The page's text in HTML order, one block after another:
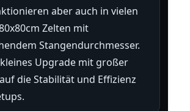
aber auch in vielen
Zelten mit
Stangendurchmesser.
Upgrade mit großer
die Stabilität und Effizienz